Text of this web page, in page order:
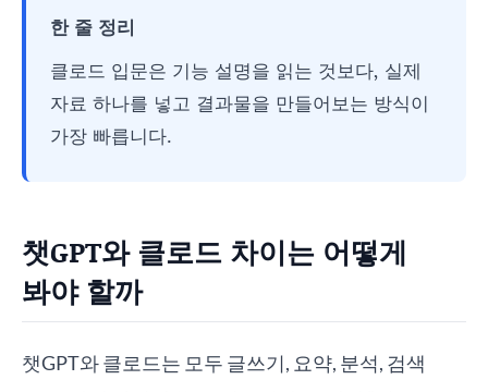
한 줄 정리
클로드 입문은 기능 설명을 읽는 것보다, 실제
자료 하나를 넣고 결과물을 만들어보는 방식이
가장 빠릅니다.
챗GPT와 클로드 차이는 어떻게
봐야 할까
챗GPT와 클로드는 모두 글쓰기, 요약, 분석, 검색